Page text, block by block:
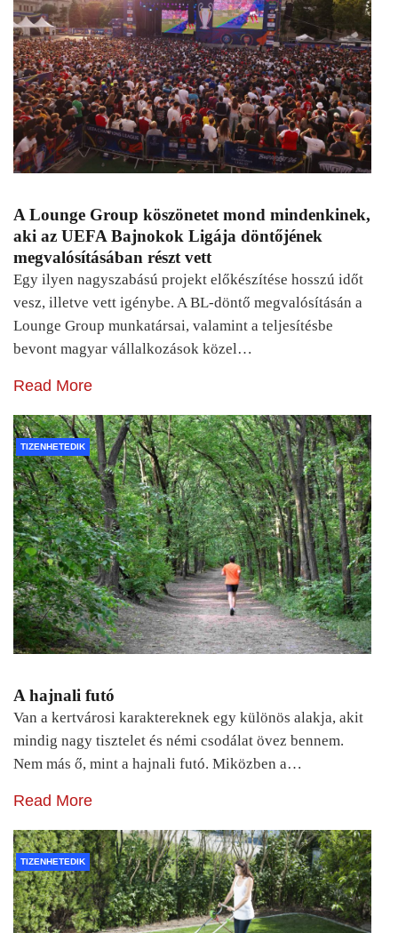
A Lounge Group köszönetet mond mindenkinek,
aki az UEFA Bajnokok Ligája döntőjének
megvalósításában részt vett
Egy ilyen nagyszabású projekt előkészítése hosszú időt
vesz, illetve vett igénybe. A BL-döntő megvalósításán a
Lounge Group munkatársai, valamint a teljesítésbe
bevont magyar vállalkozások közel…
Read More
TIZENHETEDIK
A hajnali futó
Van a kertvárosi karaktereknek egy különös alakja, akit
mindig nagy tisztelet és némi csodálat övez bennem.
Nem más ő, mint a hajnali futó. Miközben a…
Read More
TIZENHETEDIK